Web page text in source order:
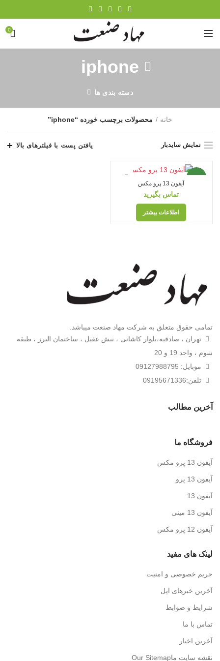
0
iphone
دسته بندی ها
خانه محصولات برچسب خورده “iphone”
نمایش سایدبار یافتن پست با فیلترهای بالا
جدید
آیفون 13 پرو مکس
تماس بگیرید
اطلاعات بیشتر
تمامی حقوق متعلق به شرکت مهاد صنعت میباشد.
تهران ، صادقیه،بلوار کاشانی ، نبش عقیل ، ساختمان البرز ، طبقه
سوم ، واحد 19 و 20
موبایل: 09127988795
تلفن:09195671336
آخرین مطالب
فروشگاه ما
آیفون 13 پرو مکس
آیفون 13 پرو
آیفون 13
آیفون 13 مینی
آیفون 12 پرو مکس
لینک های مفید
حریم خصوصی و امنیت
آخرین خبرهای اپل
شرایط و ضوابط
تماس با ما
آخرین اخبار
نقشه سایت ماOur Sitemap